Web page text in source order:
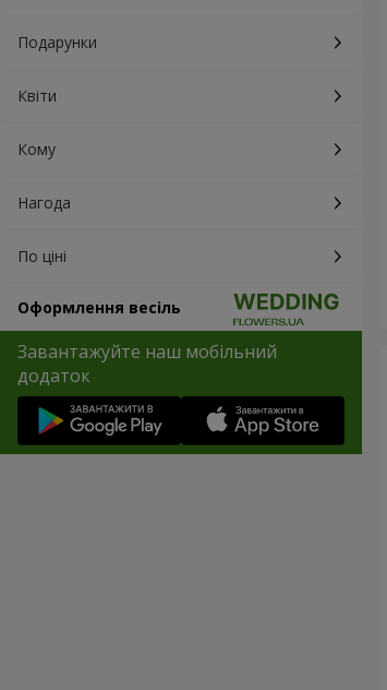
Подарунки
Квіти
Кому
Нагода
По ціні
Оформлення весіль
Завантажуйте наш мобільний
додаток